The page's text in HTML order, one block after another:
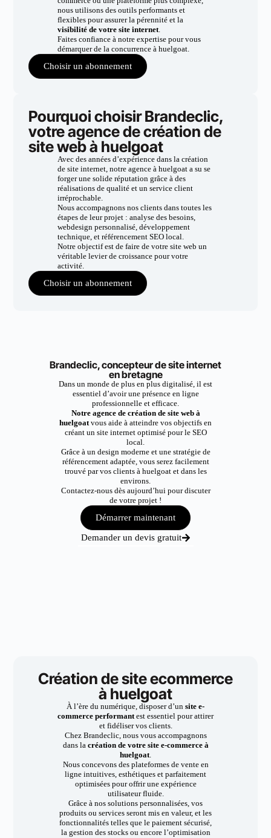
nous utilisons des outils performants et
flexibles pour assurer la pérennité et la
visibilité de votre site internet.
Faites confiance à notre expertise pour vous
démarquer de la concurrence à huelgoat.
Choisir un abonnement
Pourquoi choisir Brandeclic,
votre agence de création de
site web à huelgoat
Avec des années d’expérience dans la création
de site internet, notre agence à huelgoat a su se
forger une solide réputation grâce à des
réalisations de qualité et un service client
irréprochable.
Nous accompagnons nos clients dans toutes les
étapes de leur projet : analyse des besoins,
webdesign personnalisé, développement
technique, et référencement SEO local.
Notre objectif est de faire de votre site web un
véritable levier de croissance pour votre
activité.
Choisir un abonnement
Brandeclic, concepteur de site internet
en bretagne
Dans un monde de plus en plus digitalisé, il est
essentiel d’avoir une présence en ligne
professionnelle et efficace.
Notre agence de création de site web à
huelgoatvous aide à atteindre vos objectifs en
créant un site internet optimisé pour le SEO
local.
Grâce à un design moderne et une stratégie de
référencement adaptée, vous serez facilement
trouvé par vos clients à huelgoat et dans les
environs.
Contactez-nous dès aujourd’hui pour discuter
de votre projet !
Démarrer maintenant
Demander un devis gratuit
Création de site ecommerce
à huelgoat
À l’ère du numérique, disposer d’un site e-
commerce performantest essentiel pour attirer
et fidéliser vos clients.
Chez Brandeclic, nous vous accompagnons
dans la création de votre site e-commerce à
huelgoat.
Nous concevons des plateformes de vente en
ligne intuitives, esthétiques et parfaitement
optimisées pour offrir une expérience
utilisateur fluide.
Grâce à nos solutions personnalisées, vos
produits ou services seront mis en valeur, et les
fonctionnalités telles que le paiement sécurisé,
la gestion des stocks ou encore l’optimisation